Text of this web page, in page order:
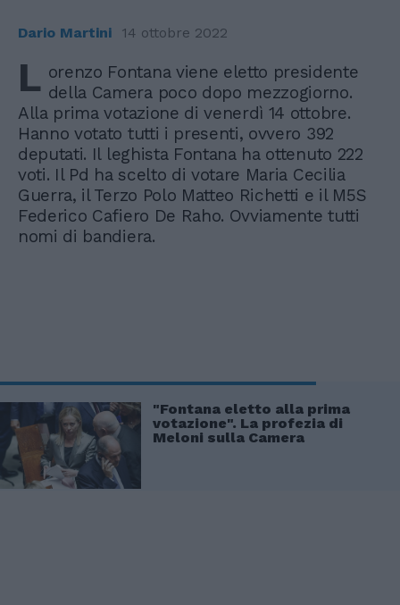
Dario Martini 14 ottobre 2022
L orenzo Fontana viene eletto presidente
della Camera poco dopo mezzogiorno.
Alla prima votazione di venerdì 14 ottobre.
Hanno votato tutti i presenti, ovvero 392
deputati. Il leghista Fontana ha ottenuto 222
voti. Il Pd ha scelto di votare Maria Cecilia
Guerra, il Terzo Polo Matteo Richetti e il M5S
Federico Cafiero De Raho. Ovviamente tutti
nomi di bandiera.
"Fontana eletto alla prima
votazione". La profezia di
Meloni sulla Camera